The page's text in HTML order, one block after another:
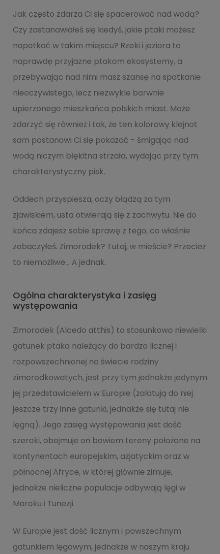
Jak często zdarza Ci się spacerować nad wodą?
Czy zastanawiałeś się kiedyś, jakie ptaki możesz
napotkać w takim miejscu? Rzeki i jeziora to
naprawdę przyjazne ptakom ekosystemy, a
przebywając nad nimi masz szansę na spotkanie
nieoczywistego, lecz niezwykle barwnie
upierzonego mieszkańca polskich miast. Może
zdarzyć się również i tak, że ten kolorowy klejnot
sam postanowi Ci się pokazać - śmigając nad
wodą niczym błękitna strzała, wydając przy tym
charakterystyczny pisk.
Oddech przyspiesza, oczy błądzą za tym
zjawiskiem, usta otwierają się z zachwytu. Nie do
końca zdajesz sobie sprawę z tego, co właśnie
zobaczyłeś. Zimorodek? Tutaj, w mieście? Przecież
to niemożliwe… A jednak.
Ogólna charakterystyka i zasięg
występowania
Zimorodek (Alcedo atthis) to stosunkowo niewielki
gatunek ptaka należący do bardzo licznej i
rozpowszechnionej na świecie rodziny
zimorodkowatych, jest przy tym jednakże jedynym
jej przedstawicielem w Europie (zalatują do niej
jeszcze trzy inne gatunki, jednakże się tutaj nie
lęgną). Jego zasięg występowania jest dość
szeroki, obejmuje on bowiem tereny położone na
kontynentach europejskim, azjatyckim oraz w
północnej Afryce, w której głównie zimuje,
jednakże nieliczne populacje odbywają lęgi w
Maroku i Tunezji.
W Europie jest dość licznym i powszechnym
gatunkiem lęgowym, jednakże w naszym kraju